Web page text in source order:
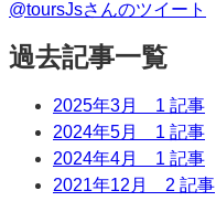
@toursJsさんのツイート
過去記事一覧
2025年3月 1 記事
2024年5月 1 記事
2024年4月 1 記事
2021年12月 2 記事